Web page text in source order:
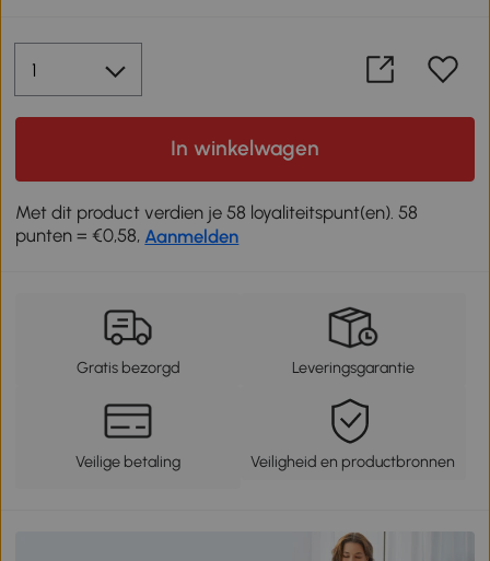
In winkelwagen
Met dit product verdien je 58 loyaliteitspunt(en). 58
punten = €0,58, Aanmelden
Gratis bezorgd Leveringsgarantie
Veilige betaling Veiligheid en productbronnen